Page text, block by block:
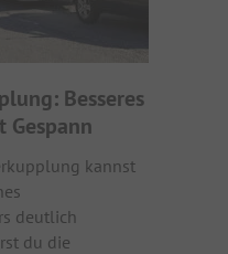
Besseres
Gespann
kannst
deutlich
du die